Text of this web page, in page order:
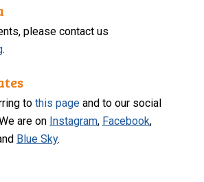
please contact us
.
tothis page and to our social
are on Instagram, Facebook,
Blue Sky.